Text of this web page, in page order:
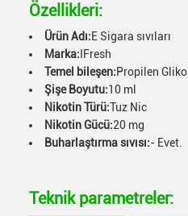
Özellikleri:
Ürün Adı:E Sigara sıvıları
Marka: IFresh
Temel bileşen:Propilen
Şişe Boyutu:10 ml
Nikotin Türü:Tuz Nic
Nikotin Gücü:20 mg
Buharlaştırma sıvısı:- Evet.
Teknik parametreler: